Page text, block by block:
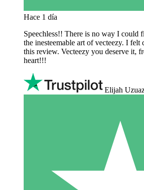
Hace 1 día
Speechless!! There is no way I could
the inesteemable art of vecteezy. I felt
this review. Vecteezy you deserve it,
heart!!!
Elijah